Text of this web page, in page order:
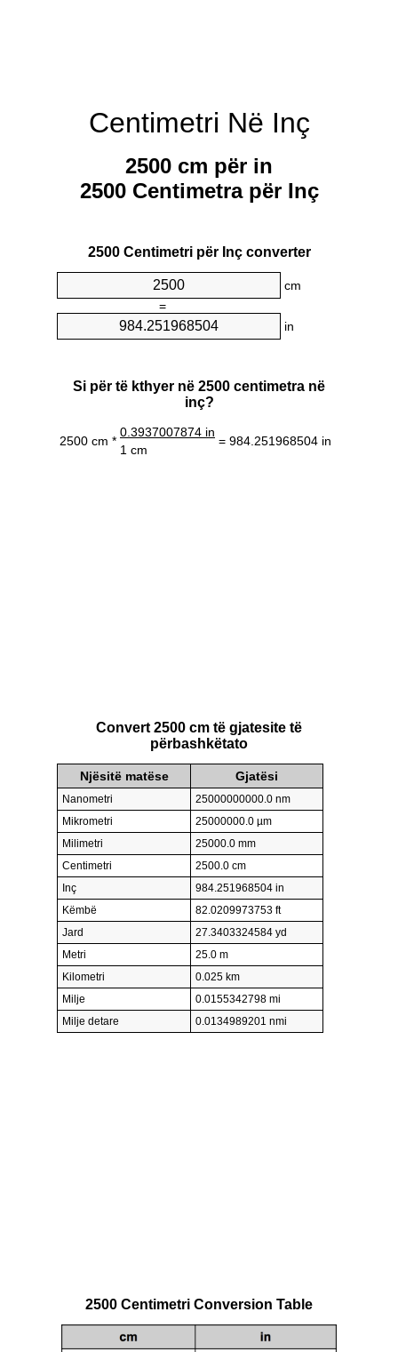
Centimetri Në Inç
2500 cm për in
2500 Centimetra për Inç
2500 Centimetri për Inç converter
cm
=
in
Si për të kthyer në 2500 centimetra në
inç?
2500 cm *
0.3937007874 in
= 984.251968504 in
1 cm
Convert 2500 cm të gjatesite të
përbashkëtato
Njësitë matëse Gjatësi
Nanometri
25000000000.0 nm
Mikrometri
25000000.0 µm
Milimetri
25000.0 mm
Centimetri
2500.0 cm
Inç
984.251968504 in
Këmbë
82.0209973753 ft
Jard
27.3403324584 yd
Metri
25.0 m
Kilometri
0.025 km
Milje
0.0155342798 mi
Milje detare
0.0134989201 nmi
2500 Centimetri Conversion Table